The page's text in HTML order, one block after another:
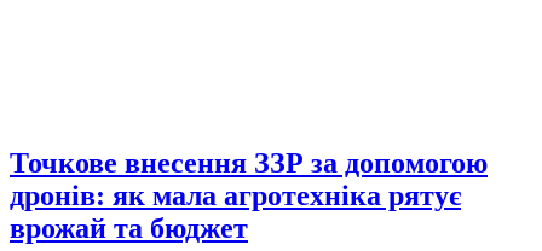
Точкове внесення ЗЗР за допомогою
дронів: як мала агротехніка рятує
врожай та бюджет